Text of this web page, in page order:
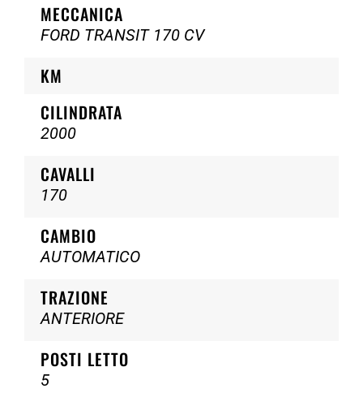
MECCANICA
FORD TRANSIT 170 CV
KM
CILINDRATA
2000
CAVALLI
170
CAMBIO
AUTOMATICO
TRAZIONE
ANTERIORE
POSTI LETTO
5